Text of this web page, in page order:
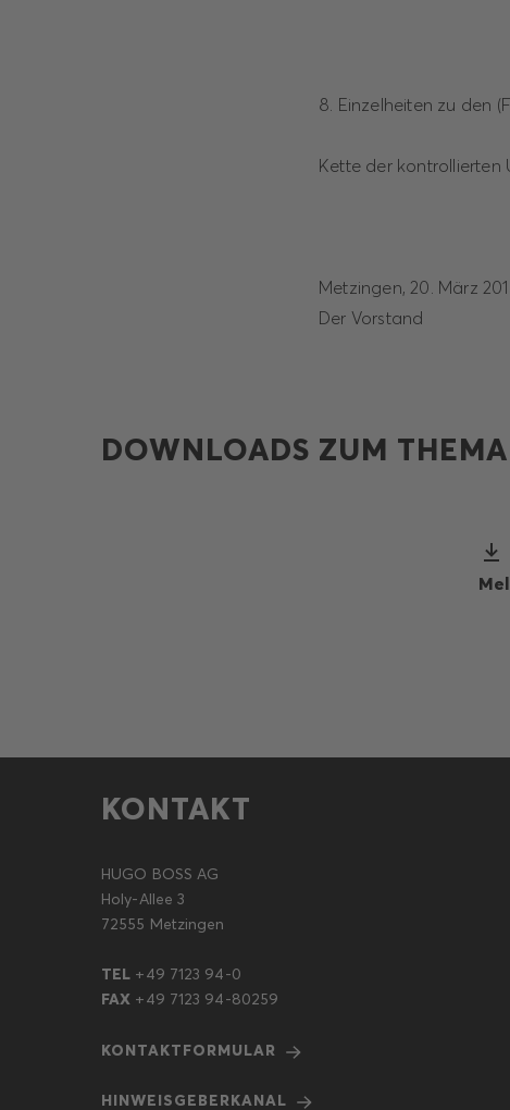
8. Einzelheiten zu den
Kette der kontrollierten
Metzingen, 20.
Der Vorstand
DOWNLOADS ZUM THEMA
KONTAKT
HUGO BOSS AG
Holy-Allee 3
72555 Metzingen
TEL +49 7123 94-0
FAX +49 7123 94-80259
KONTAKTFORMULAR
HINWEISGEBERKANAL